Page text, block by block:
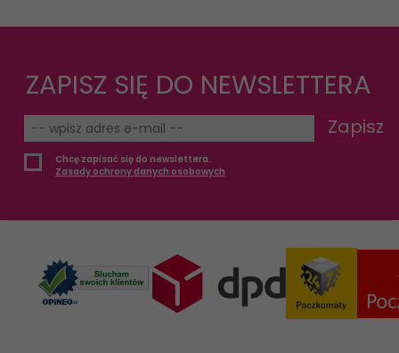
ZAPISZ SIĘ DO NEWSLETTERA
Zapisz
Chcę zapisać się do newslettera.
Zasady ochrony danych osobowych